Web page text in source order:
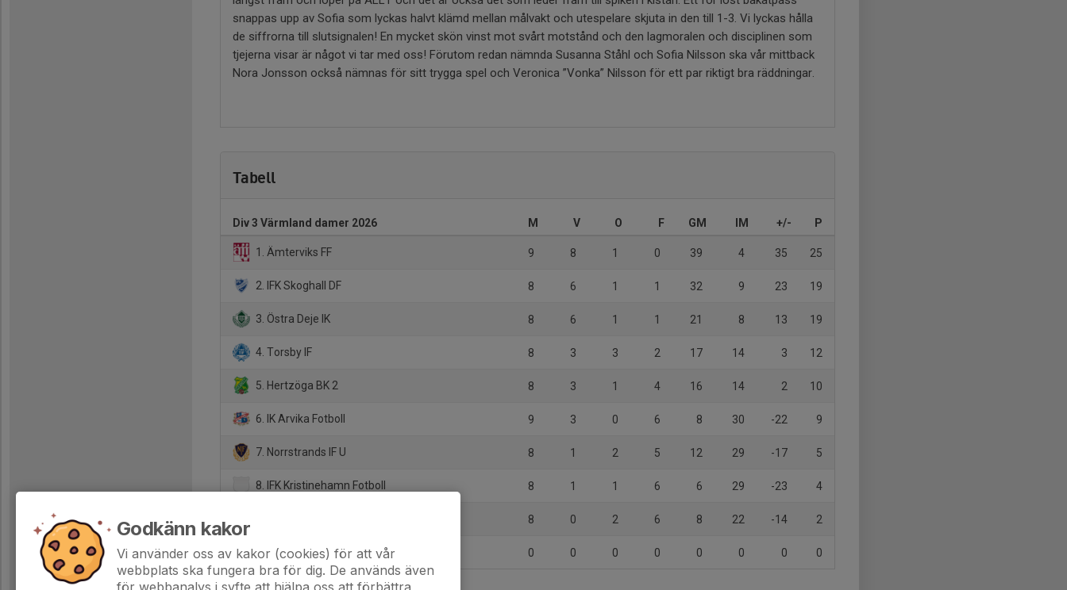
snappas upp av Sofia som lyckas halvt klämd mellan målvakt och utespelare skjuta in den till 1-3. Vi lyckas hålla
de siffrorna till slutsignalen! En mycket skön vinst mot svårt motstånd och den lagmoralen och disciplinen som
tjejerna visar är något vi tar med oss! Förutom redan nämnda Susanna Ståhl och Sofia Nilsson ska vår mittback
Nora Jonsson också nämnas för sitt trygga spel och Veronica ”Vonka” Nilsson för ett par riktigt bra räddningar.
Tabell
Div 3 Värmland damer 2026 M V O F GM IM +/- P
1. Ämterviks FF 9 8 1 0 39 4 35 25
2. IFK Skoghall DF 8 6 1 1 32 9 23 19
3. Östra Deje IK 8 6 1 1 21 8 13 19
4. Torsby IF 8 3 3 2 17 14 3 12
5. Hertzöga BK 2 8 3 1 4 16 14 2 10
6. IK Arvika Fotboll 9 3 0 6 8 30 -22 9
7. Norrstrands IF U 8 1 2 5 12 29 -17 5
8. IFK Kristinehamn Fotboll 8 1 1 6 6 29 -23 4
8 0 2 6 8 22 -14 2
10. QBIK 2 0 0 0 0 0 0 0 0
Godkänn kakor
Vi använder oss av kakor (cookies) för att vår
webbplats ska fungera bra för dig. De används även
för webbanalys i syfte att hjälpa oss att förbättra